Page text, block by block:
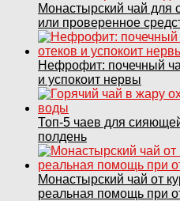
Монастырский чай для
или проверенное
Нефрофит: почечный
и успокоит нервы
Топ‑5 чаев для
полдень
Монастырский чай от
реальная помощь при